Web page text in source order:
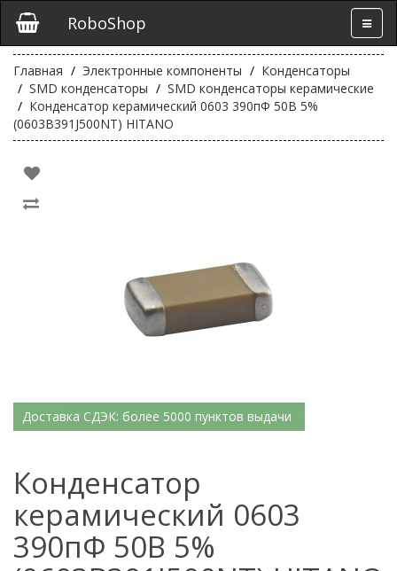
RoboShop
Главная Электронные компоненты
Конденсаторы
SMD конденсаторы
SMD конденсаторы керамические
Конденсатор керамический 0603 390пФ 50В 5%
(0603B391J500NT) HITANO
Доставка СДЭК: более 5000 пунктов выдачи
Конденсатор
керамический 0603
390пФ 50В 5%